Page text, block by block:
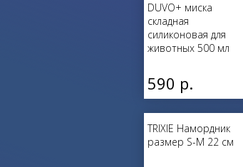
DUVO+ миска
складная
силиконовая для
животных 500 мл
590 р.
TRIXIE Намордник
размер S-M 22 см